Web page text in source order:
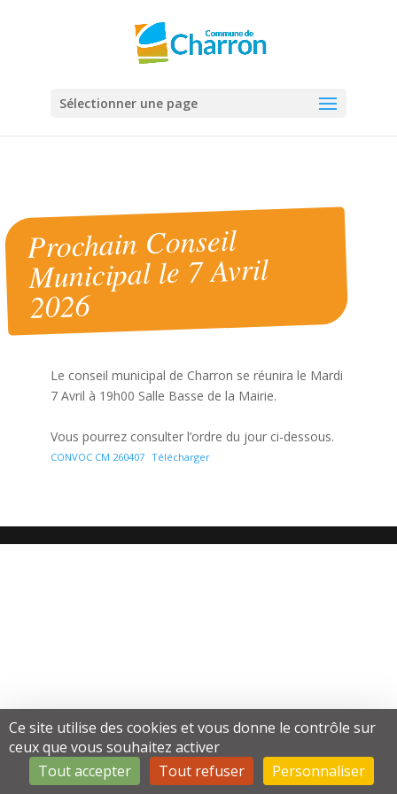
Ce site utilise des cookies et vous donne le contrôle sur
ceux que vous souhaitez activer
Tout accepter
Tout refuser Personnaliser
Sélectionner une page
Prochain Conseil
Municipal le 7 Avril
2026
Le conseil municipal de Charron se réunira le Mardi
7 Avril à 19h00 Salle Basse de la Mairie.
Vous pourrez consulter l’ordre du jour ci-dessous.
CONVOC CM 260407 Télécharger